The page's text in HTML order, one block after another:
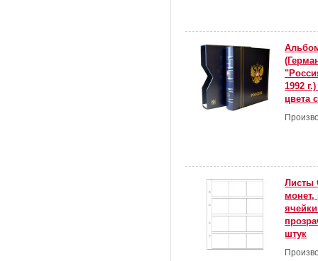
1992
цвета
Листы
монет,
штук